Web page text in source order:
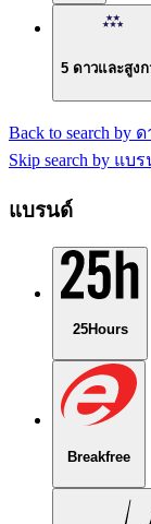
5 ดาวและสูงก
Back to search by ด
Skip search by แบ
แบรนด์
25Hours
Breakfree